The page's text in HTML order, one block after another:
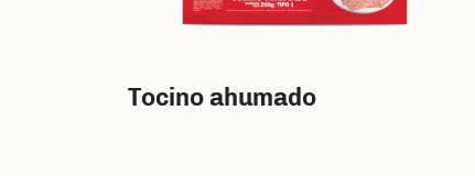
Tocino ahumado